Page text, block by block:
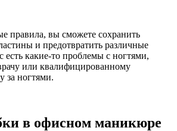
правила, вы сможете сохранить
и предотвратить различные
есть какие-то проблемы с ногтями,
или квалифицированному
за ногтями.
в офисном маникюре